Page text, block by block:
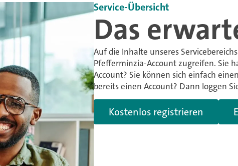
Service-Übersicht
Das
Auf die Inhalte unseres
Pfefferminzia-Account zugreifen. Sie
Account? Sie können sich einfach
bereits einen Account? Dann loggen
Kostenlos registrieren